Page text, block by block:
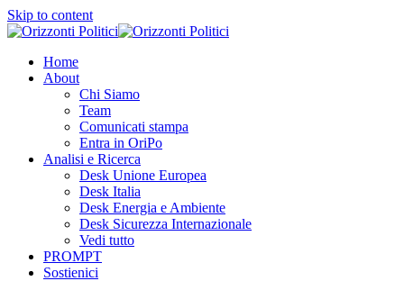
Skip to content
Home
About
Chi Siamo
Team
Comunicati stampa
Entra in OriPo
Analisi e Ricerca
Desk Unione Europea
Desk Italia
Desk Energia e Ambiente
Desk Sicurezza Internazionale
Vedi tutto
PROMPT
Sostienici